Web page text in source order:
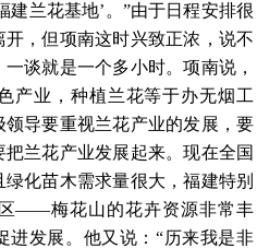
建兰花基地’。”由于日程安排很
，但项南这时兴致正浓，说不
谈就是一个多小时。项南说，
产业，种植兰花等于办无烟工
导要重视兰花产业的发展，要
兰花产业发展起来。现在全国
化苗木需求量很大，福建特别
——梅花山的花卉资源非常丰
进发展。他又说：“历来我是非